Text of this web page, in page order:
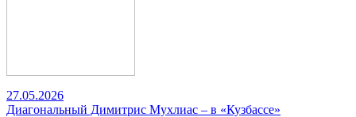
27.05.2026
Диагональный Димитрис Мухлиас – в «Кузбассе»